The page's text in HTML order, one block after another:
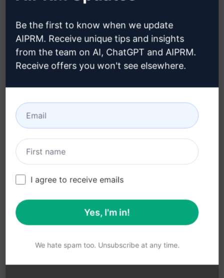
Bir makaleden 10 anahtar kelime toplama
(YP) Medya kopyalama
segmenti, mesaj odak noktası (örneğin Anneler
Günü), farklılaştırıcılar, hedef
0 165
Be the first to know when we update
AIPRM. Receive unique tips and insights
from the team on AI, ChatGPT and AIPRM.
Receive offers you won't see elsewhere.
I agree to receive emails
Yes, I'm in!
We hate spam too. Unsubscribe at any time.